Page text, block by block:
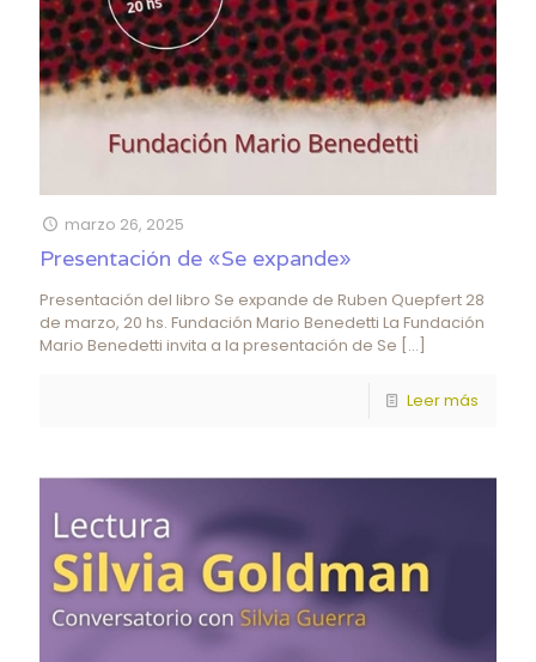
marzo 26, 2025
Presentación de «Se expande»
Presentación del libro Se expande de Ruben Quepfert 28
de marzo, 20 hs. Fundación Mario Benedetti La Fundación
Mario Benedetti invita a la presentación de Se […]
Leer más